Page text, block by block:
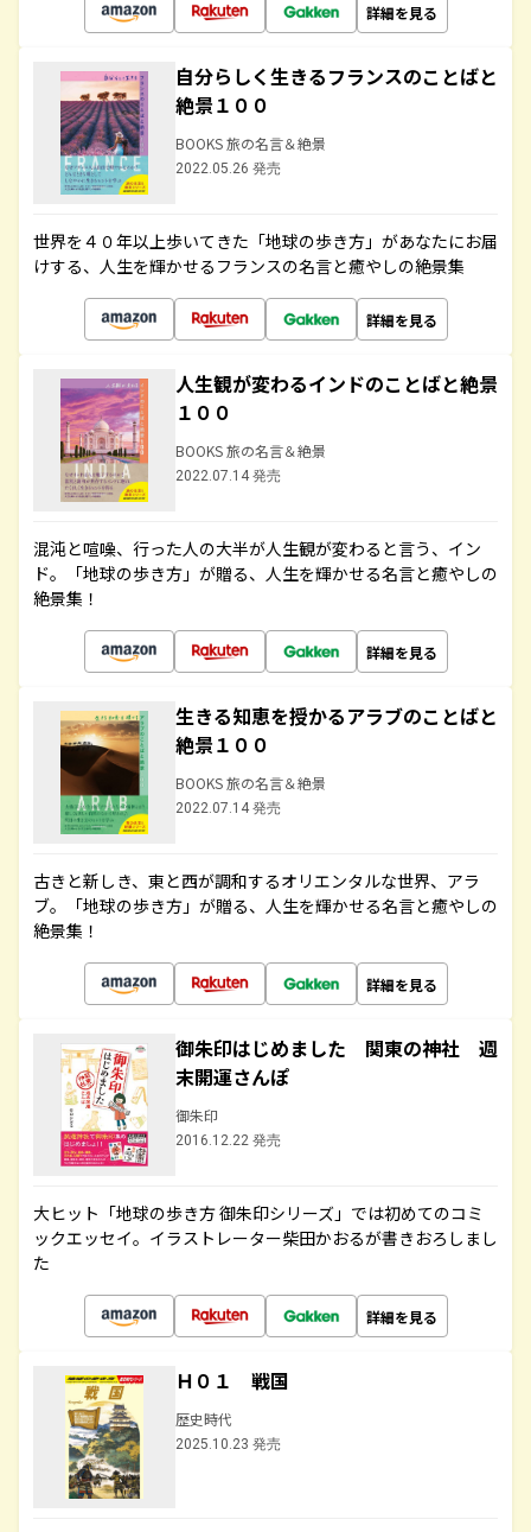
詳細を見る
自分らしく生きるフランスのことばと
絶景１００
BOOKS 旅の名言＆絶景
2022.05.26 発売
世界を４０年以上歩いてきた「地球の歩き方」があなたにお届
けする、人生を輝かせるフランスの名言と癒やしの絶景集
詳細を見る
人生観が変わるインドのことばと絶景
１００
BOOKS 旅の名言＆絶景
2022.07.14 発売
混沌と喧噪、行った人の大半が人生観が変わると言う、イン
ド。「地球の歩き方」が贈る、人生を輝かせる名言と癒やしの
絶景集！
詳細を見る
生きる知恵を授かるアラブのことばと
絶景１００
BOOKS 旅の名言＆絶景
2022.07.14 発売
古きと新しき、東と西が調和するオリエンタルな世界、アラ
ブ。「地球の歩き方」が贈る、人生を輝かせる名言と癒やしの
絶景集！
詳細を見る
御朱印はじめました 関東の神社 週
末開運さんぽ
御朱印
2016.12.22 発売
大ヒット「地球の歩き方 御朱印シリーズ」では初めてのコミ
ックエッセイ。イラストレーター柴田かおるが書きおろしまし
た
詳細を見る
Ｈ０１ 戦国
歴史時代
2025.10.23 発売